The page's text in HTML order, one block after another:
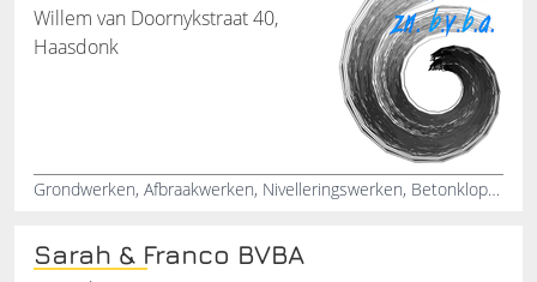
Willem van Doornykstraat 40,
Haasdonk
Grondwerken, Afbraakwerken, Nivelleringswerken, Betonkloppen, Klinkerwerken, Sloopwerken
Sarah & Franco BVBA